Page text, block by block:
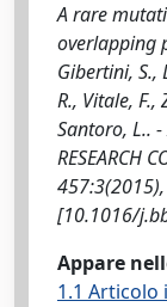
A rare
overlapping
Gibertini, S.,
R., Vitale,
Santoro, L.. -
RESEARCH
[10.1016/
Appare
1.1 Articolo